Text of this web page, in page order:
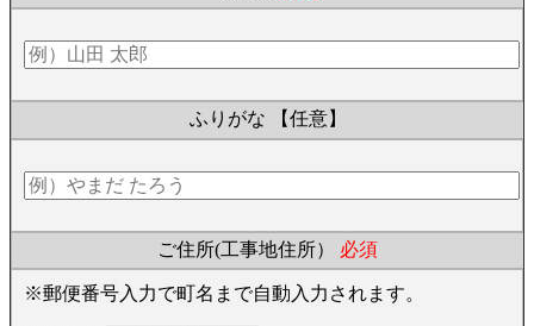
ふりがな 【任意】
ご住所(工事地住所） 必須
※郵便番号入力で町名まで自動入力されます。